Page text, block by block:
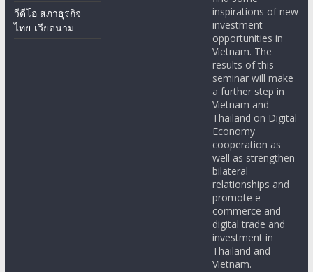
วีดีโอ สภาธุรกิจ
ไทย-เวียดนาม
inspirations of new
investment
opportunities in
Vietnam. The
results of this
seminar will make
a further step in
Vietnam and
Thailand on Digital
Economy
cooperation as
well as strengthen
bilateral
relationships and
promote e-
commerce and
digital trade and
investment in
Thailand and
Vietnam.